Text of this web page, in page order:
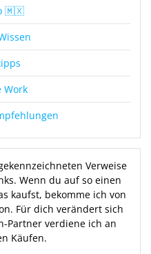
🇲🇽
Work
Verweise
Wenn du auf so einen
kaufst, bekomme ich von
Für dich verändert sich
Partner verdiene ich an
Käufen.